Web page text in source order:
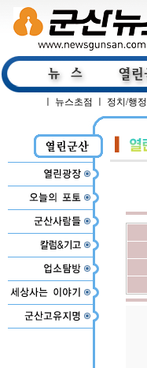
뉴스초점 정치/행정